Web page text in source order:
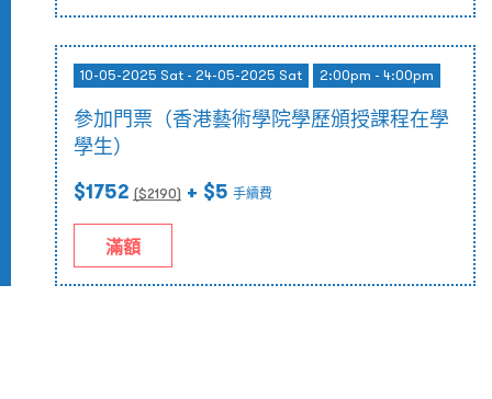
10-05-2025 Sat - 24-05-2025 Sat 2:00pm - 4:00pm
參加門票（香港藝術學院學歷頒授課程在學
學生）
$1752 ($2190) + $5 手續費
滿額